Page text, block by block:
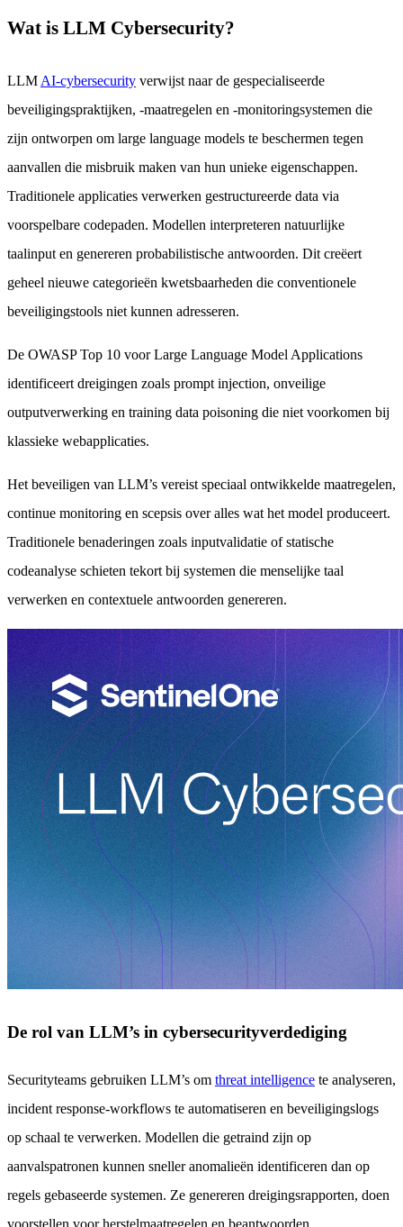
Wat is LLM Cybersecurity?
LLM AI-cybersecurity verwijst naar de gespecialiseerde
beveiligingspraktijken, -maatregelen en -monitoringsystemen die
zijn ontworpen om large language models te beschermen tegen
aanvallen die misbruik maken van hun unieke eigenschappen.
Traditionele applicaties verwerken gestructureerde data via
voorspelbare codepaden. Modellen interpreteren natuurlijke
taalinput en genereren probabilistische antwoorden. Dit creëert
geheel nieuwe categorieën kwetsbaarheden die conventionele
beveiligingstools niet kunnen adresseren.
De OWASP Top 10 voor Large Language Model Applications
identificeert dreigingen zoals prompt injection, onveilige
outputverwerking en training data poisoning die niet voorkomen bij
klassieke webapplicaties.
Het beveiligen van LLM’s vereist speciaal ontwikkelde maatregelen,
continue monitoring en scepsis over alles wat het model produceert.
Traditionele benaderingen zoals inputvalidatie of statische
codeanalyse schieten tekort bij systemen die menselijke taal
verwerken en contextuele antwoorden genereren.
De rol van LLM’s in cybersecurityverdediging
Securityteams gebruiken LLM’s om threat intelligence te analyseren,
incident response-workflows te automatiseren en beveiligingslogs
op schaal te verwerken. Modellen die getraind zijn op
aanvalspatronen kunnen sneller anomalieën identificeren dan op
regels gebaseerde systemen. Ze genereren dreigingsrapporten, doen
voorstellen voor herstelmaatregelen en beantwoorden